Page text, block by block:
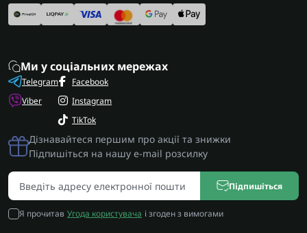
Ми у соціальних мережах
Telegram
Viber
Facebook
Instagram
TikTok
Дізнавайтеся першим про акції та знижки
Підпишіться на нашу e-mail розсилку
Підпишіться
Я прочитав Угода користувача і згоден з вимогами